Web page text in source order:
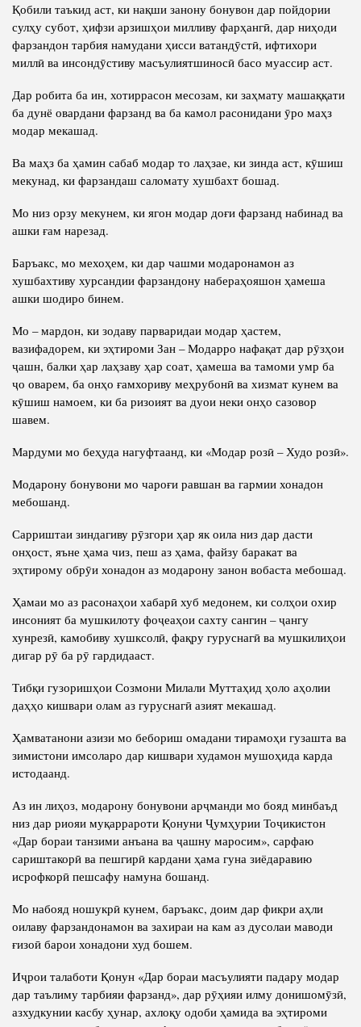
Қобили таъкид аст, ки нақши занону бонувон дар пойдории
сулҳу субот, ҳифзи арзишҳои милливу фарҳангӣ, дар ниҳоди
фарзандон тарбия намудани ҳисси ватандӯстӣ, ифтихори
миллӣ ва инсондӯстиву масъулиятшиносӣ басо муассир аст.
Дар робита ба ин, хотиррасон месозам, ки заҳмату машаққати
ба дунё овардани фарзанд ва ба камол расонидани ӯро маҳз
модар мекашад.
Ва маҳз ба ҳамин сабаб модар то лаҳзае, ки зинда аст, кӯшиш
мекунад, ки фарзандаш саломату хушбахт бошад.
Мо низ орзу мекунем, ки ягон модар доғи фарзанд набинад ва
ашки ғам нарезад.
Баръакс, мо мехоҳем, ки дар чашми модаронамон аз
хушбахтиву хурсандии фарзандону набераҳояшон ҳамеша
ашки шодиро бинем.
Мо – мардон, ки зодаву парваридаи модар ҳастем,
вазифадорем, ки эҳтироми Зан – Модарро нафақат дар рӯзҳои
ҷашн, балки ҳар лаҳзаву ҳар соат, ҳамеша ва тамоми умр ба
ҷо оварем, ба онҳо ғамхориву меҳрубонӣ ва хизмат кунем ва
кӯшиш намоем, ки ба ризоият ва дуои неки онҳо сазовор
шавем.
Мардуми мо беҳуда нагуфтаанд, ки «Модар розӣ – Худо розӣ».
Модарону бонувони мо чароғи равшан ва гармии хонадон
мебошанд.
Сарриштаи зиндагиву рӯзгори ҳар як оила низ дар дасти
онҳост, яъне ҳама чиз, пеш аз ҳама, файзу баракат ва
эҳтирому обрӯи хонадон аз модарону занон вобаста мебошад.
Ҳамаи мо аз расонаҳои хабарӣ хуб медонем, ки солҳои охир
инсоният ба мушкилоту фоҷеаҳои сахту сангин – ҷангу
хунрезӣ, камобиву хушксолӣ, фақру гуруснагӣ ва мушкилиҳои
дигар рӯ ба рӯ гардидааст.
Тибқи гузоришҳои Созмони Милали Муттаҳид ҳоло аҳолии
даҳҳо кишвари олам аз гуруснагӣ азият мекашад.
Ҳамватанони азизи мо бебориш омадани тирамоҳи гузашта ва
зимистони имсоларо дар кишвари худамон мушоҳида карда
истодаанд.
Аз ин лиҳоз, модарону бонувони арҷманди мо бояд минбаъд
низ дар риояи муқаррароти Қонуни Ҷумҳурии Тоҷикистон
«Дар бораи танзими анъана ва ҷашну маросим», сарфаю
сариштакорӣ ва пешгирӣ кардани ҳама гуна зиёдаравию
исрофкорӣ пешсафу намуна бошанд.
Мо набояд ношукрӣ кунем, баръакс, доим дар фикри аҳли
оилаву фарзандонамон ва захираи на кам аз дусолаи маводи
ғизоӣ барои хонадони худ бошем.
Иҷрои талаботи Қонун «Дар бораи масъулияти падару модар
дар таълиму тарбияи фарзанд», дар рӯҳияи илму донишомӯзӣ,
азхудкунии касбу ҳунар, ахлоқу одоби ҳамида ва эҳтироми